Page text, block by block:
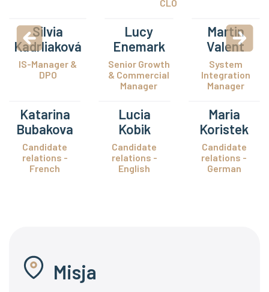
CLO
Silvia
Kadrliaková
IS-Manager &
DPO
Lucy
Enemark
Senior Growth
& Commercial
Manager
Martin
Valent
System
Integration
Manager
Katarina
Bubakova
Candidate
relations -
French
Lucia
Kobik
Candidate
relations -
English
Maria
Koristek
Candidate
relations -
German
Misja